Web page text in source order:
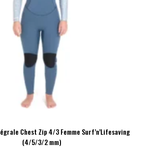
Chest Zip 4/3 Femme Surf’n’Lifesaving
(4/5/3/2 mm)